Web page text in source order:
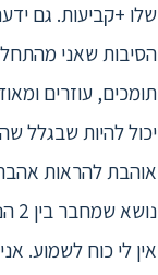
שלו +קביעות. גם
הסיבות שאני
תומכים, עוזרים
יכול להיות שבגלל
אוהבת להראות
אין לי כוח לשמוע.